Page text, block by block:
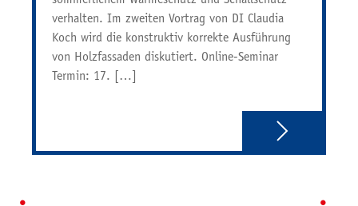
verhalten. Im zweiten Vortrag von DI Claudia
Koch wird die konstruktiv korrekte Ausfüh­rung
von Holz­fas­saden disku­tiert. Online-Seminar
Termin: 17. […]